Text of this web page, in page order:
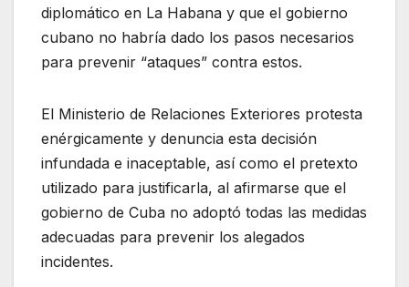
diplomático en La Habana y que el gobierno
cubano no habría dado los pasos necesarios
para prevenir “ataques” contra estos.
El Ministerio de Relaciones Exteriores protesta
enérgicamente y denuncia esta decisión
infundada e inaceptable, así como el pretexto
utilizado para justificarla, al afirmarse que el
gobierno de Cuba no adoptó todas las medidas
adecuadas para prevenir los alegados
incidentes.